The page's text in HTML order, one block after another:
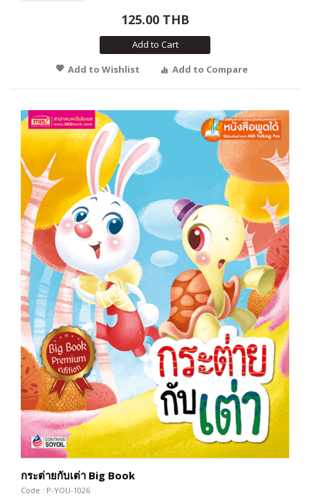
125.00 THB
Add to Cart
Add to Wishlist
Add to Compare
กระต่ายกับเต่า Big Book
Code : P-YOU-1026